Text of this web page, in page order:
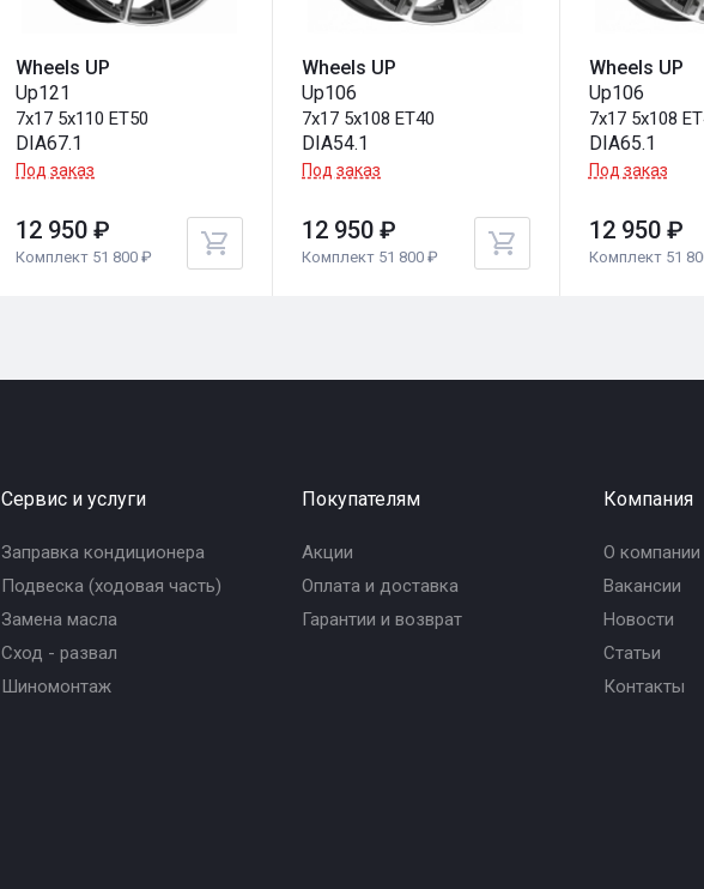
Wheels UP
Up121
7x17 5x110 ET50
DIA67.1
Под заказ
12 950 ₽
Комплект 51 800 ₽
Wheels UP
Up106
7x17 5x108 ET40
DIA54.1
Под заказ
12 950 ₽
Комплект 51 800 ₽
Wheels UP
Up106
7x17 5x108
DIA65.1
Под заказ
12 950 ₽
Комплект 51
Сервис и услуги
Заправка кондиционера
Подвеска (ходовая часть)
Замена масла
Сход - развал
Шиномонтаж
Покупателям
Акции
Оплата и доставка
Гарантии и возврат
Компания
О компании
Вакансии
Новости
Статьи
Контакты